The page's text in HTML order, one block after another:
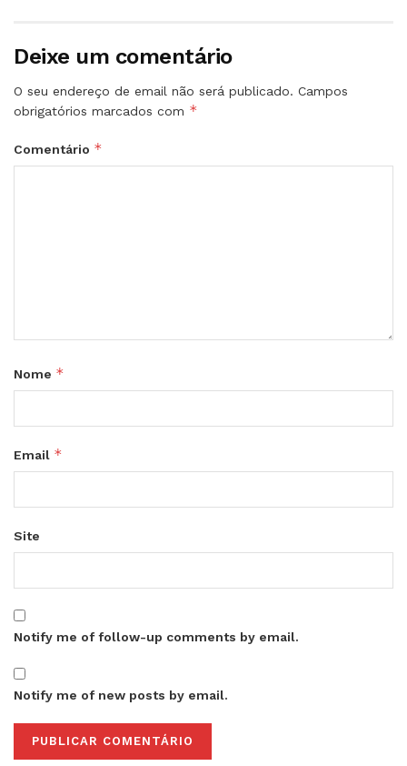
Deixe um comentário
O seu endereço de email não será publicado. Campos
obrigatórios marcados com *
Comentário *
Nome *
Email *
Site
Notify me of follow-up comments by email.
Notify me of new posts by email.